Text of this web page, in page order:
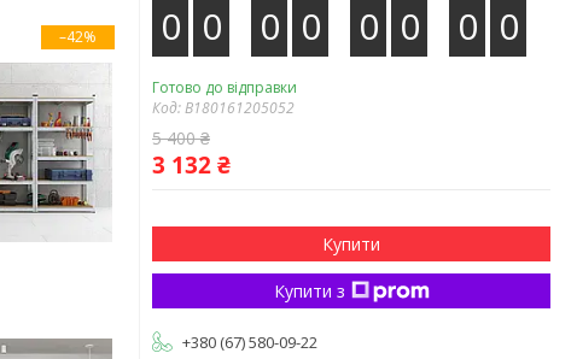
–42% 0 0 0 0 0 0 0 0
Готово до відправки
Код:B180161205052
5 400 ₴
3 132 ₴
Купити
Купити з
+380 (67) 580-09-22